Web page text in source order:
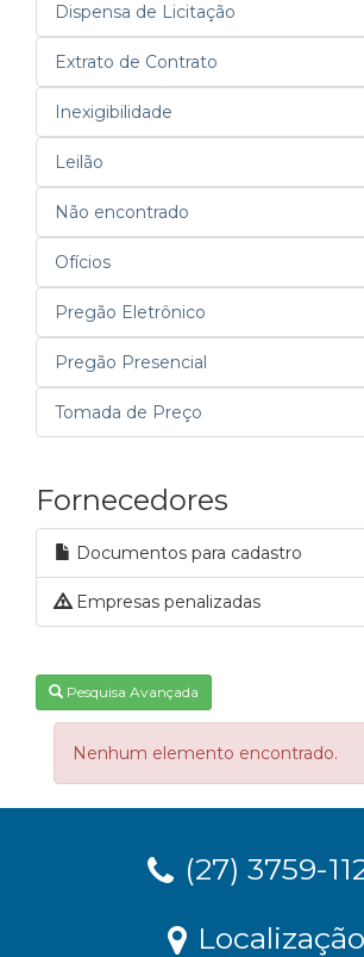
Dispensa de Licitação
Extrato de Contrato
Inexigibilidade
Leilão
Não encontrado
Ofícios
Pregão Eletrônico
Pregão Presencial
Tomada de Preço
Fornecedores
Documentos para cadastro
Empresas penalizadas
Pesquisa Avançada
Nenhum elemento encontrado.
(27) 3759-
Localização